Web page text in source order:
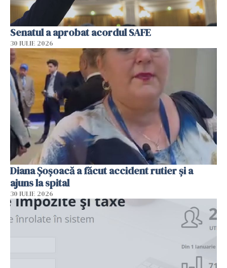
Senatul a aprobat acordul SAFE
30 IULIE 2026
Diana Șoșoacă a făcut accident rutier și a
ajuns la spital
30 IULIE 2026